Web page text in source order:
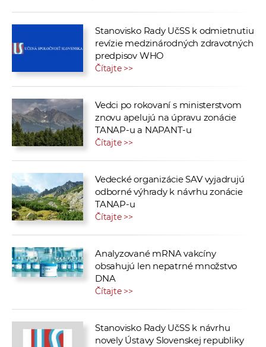
Stanovisko Rady UčSS k odmietnutiu
revízie medzinárodných zdravotných
predpisov WHO
Čítajte >>
Vedci po rokovaní s ministerstvom
znovu apelujú na úpravu zonácie
TANAP-u a NAPANT-u
Čítajte >>
Vedecké organizácie SAV vyjadrujú
odborné výhrady k návrhu zonácie
TANAP-u
Čítajte >>
Analyzované mRNA vakcíny
obsahujú len nepatrné množstvo
DNA
Čítajte >>
Stanovisko Rady UčSS k návrhu
novely Ústavy Slovenskej republiky